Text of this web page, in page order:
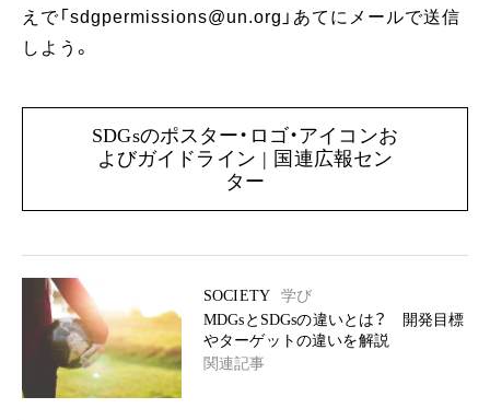
えで「sdgpermissions@un.org」あてにメールで送信
しよう。
SDGsのポスター・ロゴ・アイコンお
よびガイドライン | 国連広報セン
ター
SOCIETY
学び
MDGsとSDGsの違いとは？ 開発目標
やターゲットの違いを解説
関連記事